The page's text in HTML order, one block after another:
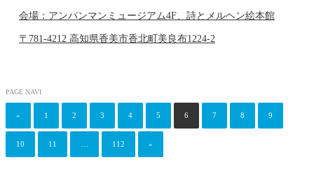
会場：アンパンマンミュージアム4F、詩とメルヘン絵本館
〒781-4212 高知県香美市香北町美良布1224-2
PAGE NAVI
« 1 2 3 4 5 6 7 8 9
10 11 112 »